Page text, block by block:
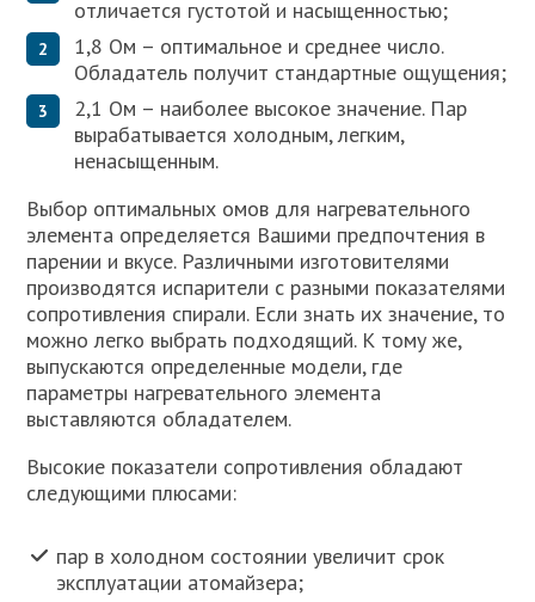
отличается густотой и насыщенностью;
1,8 Ом – оптимальное и среднее число.
Обладатель получит стандартные ощущения;
2,1 Ом – наиболее высокое значение. Пар
вырабатывается холодным, легким,
ненасыщенным.
Выбор оптимальных омов для нагревательного
элемента определяется Вашими предпочтения в
парении и вкусе. Различными изготовителями
производятся испарители с разными показателями
сопротивления спирали. Если знать их значение, то
можно легко выбрать подходящий. К тому же,
выпускаются определенные модели, где
параметры нагревательного элемента
выставляются обладателем.
Высокие показатели сопротивления обладают
следующими плюсами:
пар в холодном состоянии увеличит срок
эксплуатации атомайзера;